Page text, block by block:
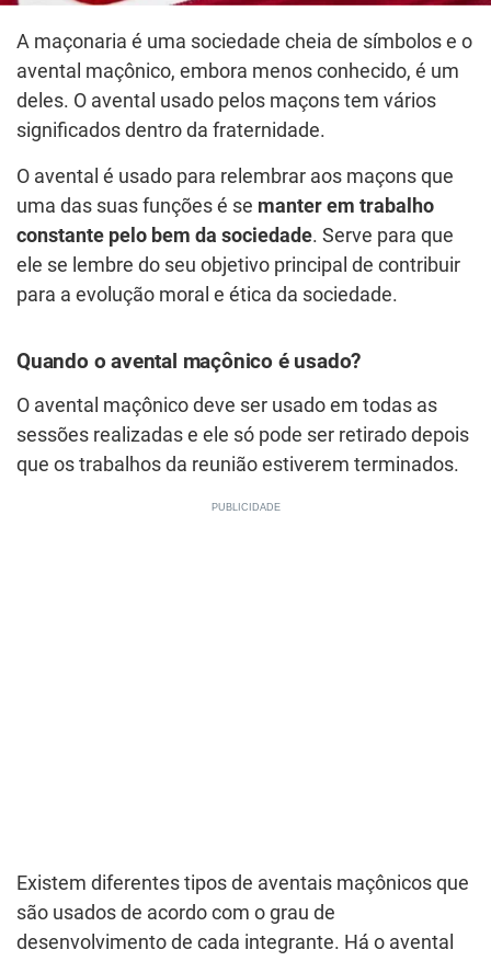
A maçonaria é uma sociedade cheia de símbolos e o
avental maçônico, embora menos conhecido, é um
deles. O avental usado pelos maçons tem vários
significados dentro da fraternidade.
O avental é usado para relembrar aos maçons que
uma das suas funções é se manter em trabalho
constante pelo bem da sociedade. Serve para que
ele se lembre do seu objetivo principal de contribuir
para a evolução moral e ética da sociedade.
Quando o avental maçônico é usado?
O avental maçônico deve ser usado em todas as
sessões realizadas e ele só pode ser retirado depois
que os trabalhos da reunião estiverem terminados.
Existem diferentes tipos de aventais maçônicos que
são usados de acordo com o grau de
desenvolvimento de cada integrante. Há o avental